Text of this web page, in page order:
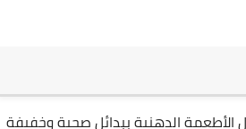
الأطعمة الدهنية ببدائل صحية وخفيفة